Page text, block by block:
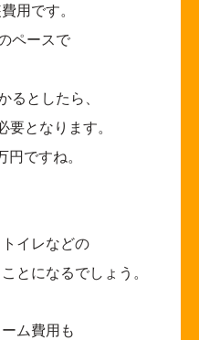
用です。
ペースで
るとしたら、
要となります。
ですね。
イレなどの
とになるでしょう。
ム費用も